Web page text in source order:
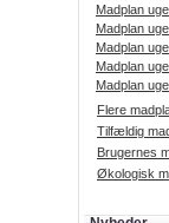
Madplan
Madplan
Madplan
Madplan
Madplan
Flere
Tilfældig
Brugernes
Økologisk